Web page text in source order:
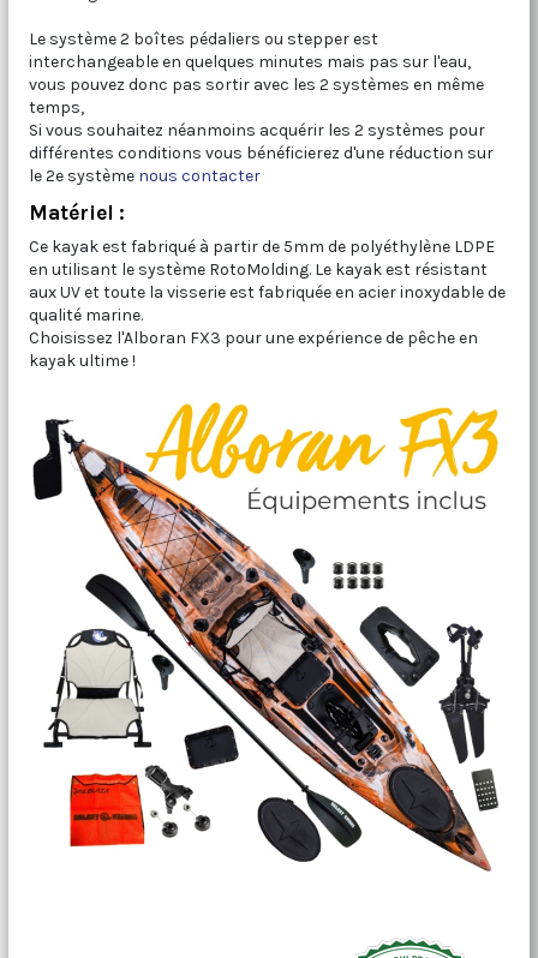
Le système 2 boîtes pédaliers ou stepper est
interchangeable en quelques minutes mais pas sur l'eau,
vous pouvez donc pas sortir avec les 2 systèmes en même
temps,
Si vous souhaitez néanmoins acquérir les 2 systèmes pour
différentes conditions vous bénéficierez d'une réduction sur
le 2e système nous contacter
Matériel :
Ce kayak est fabriqué à partir de 5mm de polyéthylène LDPE
en utilisant le système RotoMolding. Le kayak est résistant
aux UV et toute la visserie est fabriquée en acier inoxydable de
qualité marine.
Choisissez l'Alboran FX3 pour une expérience de pêche en
kayak ultime !